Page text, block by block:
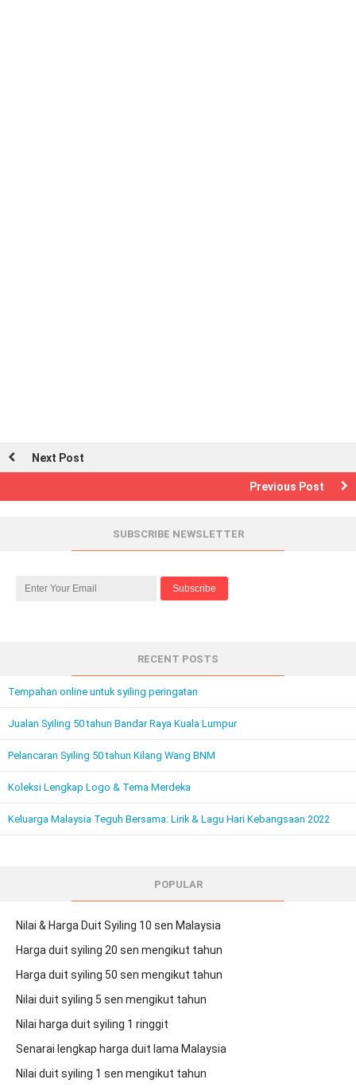
Next Post
Previous Post
SUBSCRIBE NEWSLETTER
RECENT POSTS
Tempahan online untuk syiling peringatan
Jualan Syiling 50 tahun Bandar Raya Kuala Lumpur
Pelancaran Syiling 50 tahun Kilang Wang BNM
Koleksi Lengkap Logo & Tema Merdeka
Keluarga Malaysia Teguh Bersama: Lirik & Lagu Hari Kebangsaan 2022
POPULAR
Nilai & Harga Duit Syiling 10 sen Malaysia
Harga duit syiling 20 sen mengikut tahun
Harga duit syiling 50 sen mengikut tahun
Nilai duit syiling 5 sen mengikut tahun
Nilai harga duit syiling 1 ringgit
Senarai lengkap harga duit lama Malaysia
Nilai duit syiling 1 sen mengikut tahun